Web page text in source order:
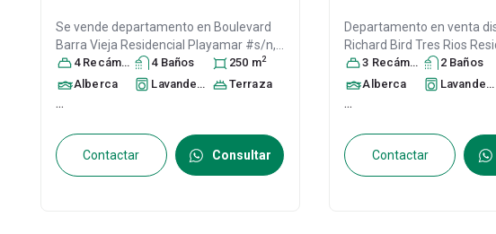
Se vende departamento en Boulevard
Barra Vieja Residencial Playamar #s/n,
Col. Playa Diamante,Acapulco de
Juárez, Guerrero , México , C.P. 39897, ID:
4 Recámara s 4 Baños 250 m2
Alberca Lavandería Terraza
...
Contactar Consultar
Departamento en venta
Richard Bird Tres Rios
Col. Costa Azul, Acapulco
Guerrero, México , C.P.
3 Recámara s 2 Baños
Alberca Lavandería
...
Contactar